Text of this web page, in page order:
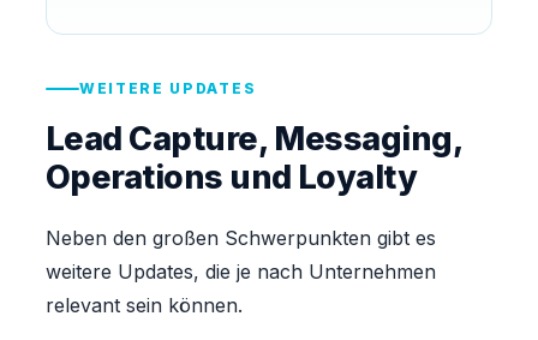
WEITERE UPDATES
Lead Capture, Messaging,
Operations und Loyalty
Neben den großen Schwerpunkten gibt es
weitere Updates, die je nach Unternehmen
relevant sein können.